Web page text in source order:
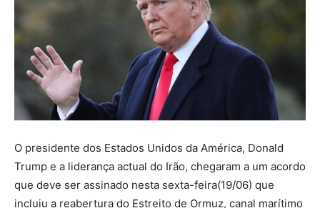
O presidente dos Estados Unidos da América, Donald
Trump e a liderança actual do Irão, chegaram a um acordo
que deve ser assinado nesta sexta-feira(19/06) que
incluiu a reabertura do Estreito de Ormuz, canal marítimo